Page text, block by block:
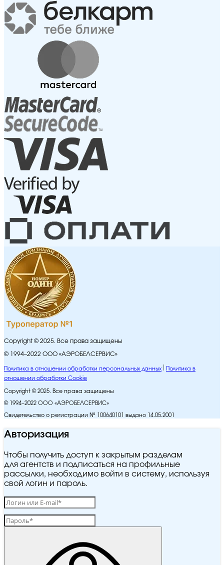
Copyright © 2025. Все права защищены
© 1994–2022 ООО «АЭРОБЕЛСЕРВИС»
Политика в отношении обработки персональных данных
Политика в
отношении обработки Cookie
Copyright © 2025. Все права защищены
© 1994–2022 ООО «АЭРОБЕЛСЕРВИС»
Свидетельство о регистрации № 100640101 выдано 14.05.2001
Авторизация
Чтобы получить доступ к закрытым разделам
для агентств и подписаться на профильные
рассылки, необходимо войти в систему, используя
свой логин и пароль.